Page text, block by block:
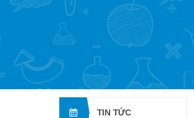
TIN TỨC